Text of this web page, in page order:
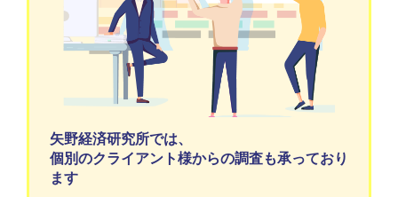
矢野経済研究所では、
個別のクライアント様からの調査も承っており
ます